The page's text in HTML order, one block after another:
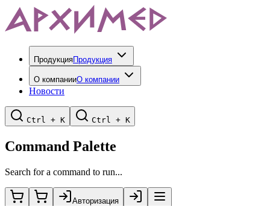
ПродукцияПродукция
О компанииО компании
Новости
Ctrl + K Ctrl + K
Command Palette
Search for a command to run...
Авторизация